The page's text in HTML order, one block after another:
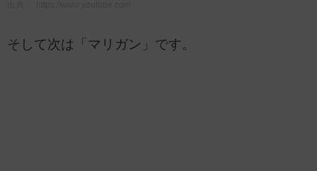
そして次は「マリガン」です。